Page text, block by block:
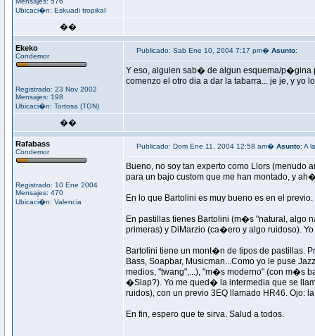
Ubicaci�n: Eskuadi tropikal
��
Ekeko
Condemor
Registrado: 23 Nov 2002
Mensajes: 198
Ubicaci�n: Tortosa (TGN)
Publicado: Sab Ene 10, 2004 7:17 pm� Asunto:
Y eso, alguien sab� de algun esquema/p�gina
comenzo el otro dia a dar la tabarra... je je, y yo
��
Rafabass
Condemor
Registrado: 10 Ene 2004
Mensajes: 470
Ubicaci�n: Valencia
Publicado: Dom Ene 11, 2004 12:58 am� Asunto: A
Bueno, no soy tan experto como Llors
para un bajo custom que me han montado, y
En lo que Bartolini es muy bueno es en el
En pastillas tienes Bartolini (m�s "natural, algo
primeras) y DiMarzio (ca�ero y algo ruidoso).
Bartolini tiene un mont�n de tipos de pastillas.
Bass, Soapbar, Musicman...Como yo le puse
medios, "twang",...), "m�s moderno" (con m�s
�Slap?). Yo me qued� la intermedia que se
ruidos), con un previo 3EQ llamado HR46. Ojo:
En fin, espero que te sirva. Salud a todos.